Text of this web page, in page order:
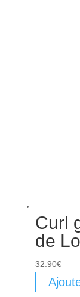
Curl
de
32.90€